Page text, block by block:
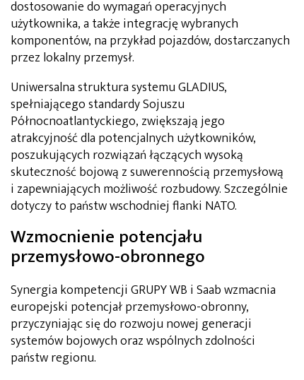
dostosowanie do wymagań operacyjnych
użytkownika, a także integrację wybranych
komponentów, na przykład pojazdów, dostarczanych
przez lokalny przemysł.
Uniwersalna struktura systemu GLADIUS,
spełniającego standardy Sojuszu
Północnoatlantyckiego, zwiększają jego
atrakcyjność dla potencjalnych użytkowników,
poszukujących rozwiązań łączących wysoką
skuteczność bojową z suwerennością przemysłową
i zapewniających możliwość rozbudowy. Szczególnie
dotyczy to państw wschodniej flanki NATO.
Wzmocnienie potencjału
przemysłowo-obronnego
Synergia kompetencji GRUPY WB i Saab wzmacnia
europejski potencjał przemysłowo-obronny,
przyczyniając się do rozwoju nowej generacji
systemów bojowych oraz wspólnych zdolności
państw regionu.